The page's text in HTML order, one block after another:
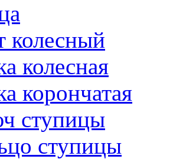
колесный
колесная
корончатая
ступицы
ступицы